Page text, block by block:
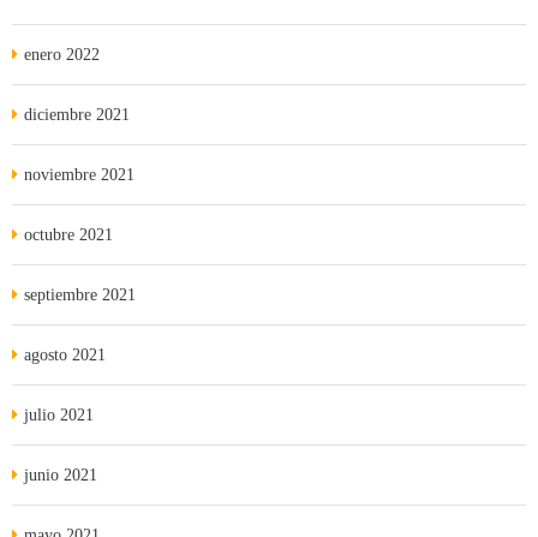
enero 2022
diciembre 2021
noviembre 2021
octubre 2021
septiembre 2021
agosto 2021
julio 2021
junio 2021